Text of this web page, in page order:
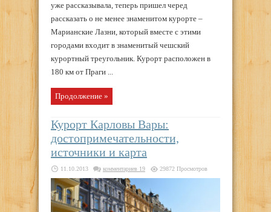
уже рассказывала, теперь пришел черед
рассказать о не менее знаменитом курорте –
Марианские Лазни, который вместе с этими
городами входит в знаменитый чешский
курортный треугольник. Курорт расположен в
180 км от Праги ...
Продолжение »
Курорт Карловы Вары:
достопримечательности,
источники и карта
11.10.2013 комментариев 19 29872 Просмотров